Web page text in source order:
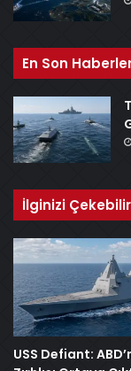
En Son
İlginizi Çekebilir
USS Defiant: